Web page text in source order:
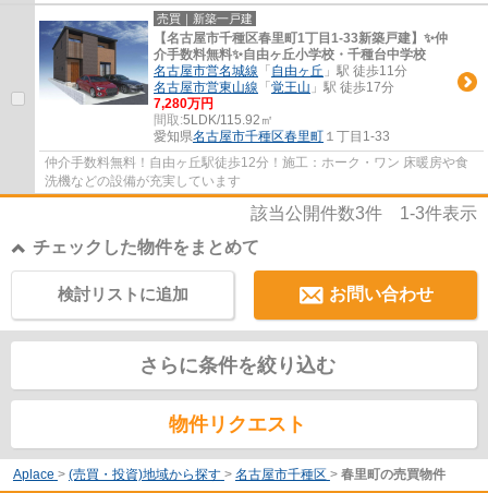
売買｜新築一戸建
【名古屋市千種区春里町1丁目1-33新築戸建】✨️仲
介手数料無料✨️自由ヶ丘小学校・千種台中学校
名古屋市営名城線 「 自由ヶ丘 」駅 徒歩11分
名古屋市営東山線 「 覚王山 」駅 徒歩17分
7,280万円
間取:5LDK/115.92㎡
愛知県名古屋市千種区春里町 １丁目1-33
仲介手数料無料！自由ヶ丘駅徒歩12分！施工：ホーク・ワン 床暖房や食
洗機などの設備が充実しています
該当公開件数3件 1-3件表示
チェックした物件をまとめて
お問い合わせ
検討リストに追加
さらに条件を絞り込む
物件リクエスト
Aplace > (売買・投資)地域から探す > 名古屋市千種区 > 春里町の売買物件